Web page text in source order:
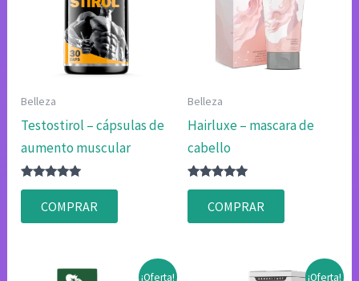
Belleza
Testostirol – cápsulas de
aumento muscular
Valorado
4.80
de 5
COMPRAR
Belleza
Hairluxe – mascara de
cabello
Valorado
4.75
de 5
COMPRAR
¡Oferta! ¡Oferta!